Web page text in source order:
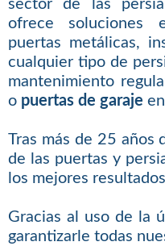
sector de las
ofrece soluciones
puertas metálicas,
cualquier tipo de
mantenimiento
o puertas de garaje
Tras más de 25 años
de las puertas y
los mejores
Gracias al uso de la
garantizarle todas